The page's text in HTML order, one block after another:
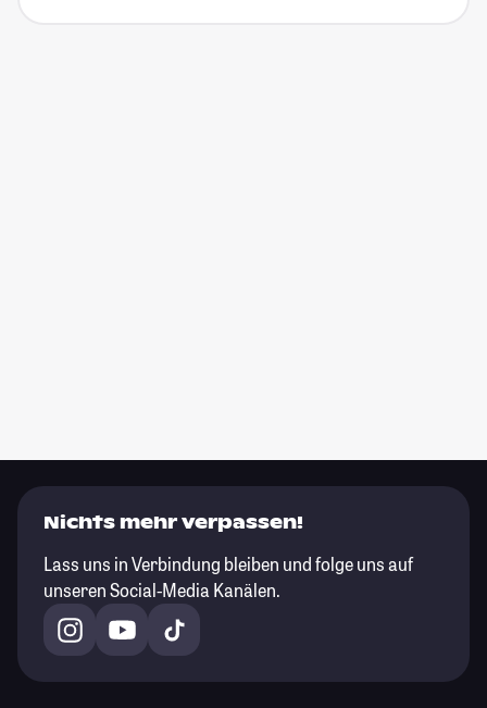
Nichts mehr verpassen!
Lass uns in Verbindung bleiben und folge uns auf
unseren Social-Media Kanälen.